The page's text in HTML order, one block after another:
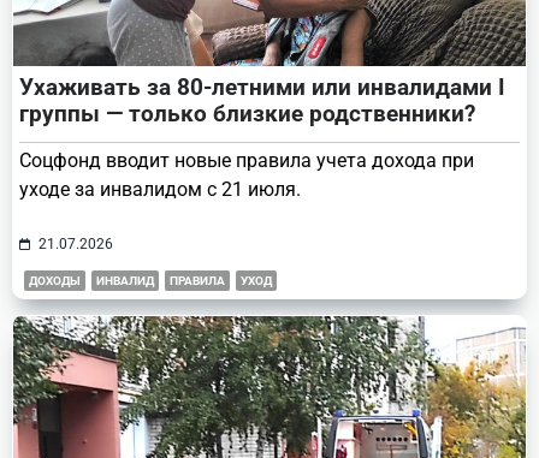
Ухаживать за 80-летними или инвалидами I
группы — только близкие родственники?
Соцфонд вводит новые правила учета дохода при
уходе за инвалидом с 21 июля.
21.07.2026
ДОХОДЫ ИНВАЛИД ПРАВИЛА УХОД